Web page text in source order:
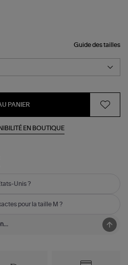
Guide des tailles
PANIER
EN BOUTIQUE
Unis ?
pour la taille M ?